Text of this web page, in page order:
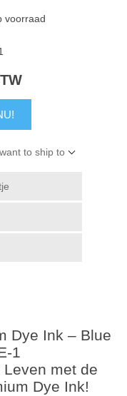
voorraad
to ship to
Dye Ink – Blue
1
met de
Dye Ink!